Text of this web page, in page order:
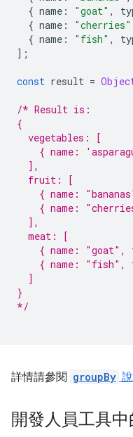
{ name : "goat" ,
{ name : "cherries"
{ name : "fish" ,
];
const result =
/* Result is:
{
  vegetables: [
{ name:
  ],
  fruit: [
{ name:
{ name:
  ],
  meat: [
{ name: "goat",
{ name: "fish",
  ]
}
*/
詳情請參閱 groupBy
開發人員工具中